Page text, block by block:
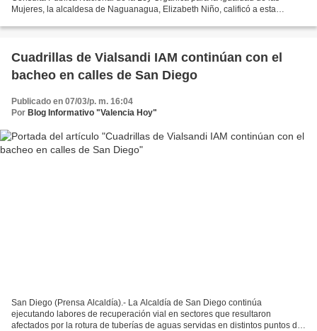
Mujeres, la alcaldesa de Naguanagua, Elizabeth Niño, calificó a esta
Cuadrillas de Vialsandi IAM continúan con el
bacheo en calles de San Diego
Publicado en 07/03/p. m. 16:04
Por Blog Informativo "Valencia Hoy"
San Diego (Prensa Alcaldía).- La Alcaldía de San Diego continúa
ejecutando labores de recuperación vial en sectores que resultaron
afectados por la rotura de tuberías de aguas servidas en distintos puntos del